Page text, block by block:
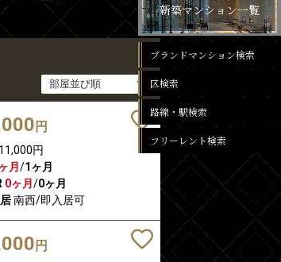
円
円
月 /1ヶ月
0ヶ月 /0ヶ月
南西/即入居可
円
新築マンション一覧
ブランドマンション検索
区検索
路線・駅検索
フリーレント検索